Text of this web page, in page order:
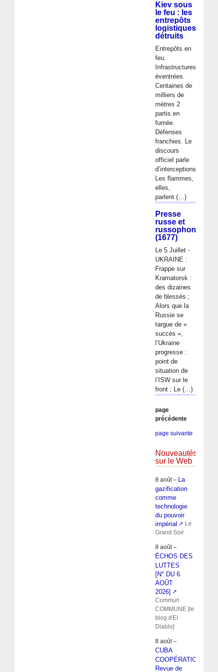
Kiev sous
le feu : les
entrepôts
logistiques
détruits
Entrepôts en
feu.
Infrastructures
éventrées.
Centaines de
milliers de
mètres 2
partis en
fumée.
Défenses
franchies. Le
discours
officiel parle
d’interceptions.
Les flammes,
elles,
parlent (…)
Presse
russe et
russophone
(1677)
Le 5 Juillet -
UKRAINE :
Frappe sur
Kramatorsk :
des dizaines
de blessés ;
Alors que la
Russie se
targue de «
succès »,
l’Ukraine
progresse :
point de
situation de
l’ISW sur le
front ; Le (…)
page
précédente
page suivante
Nouveautés
sur le Web
8 août – La
gazification
comme
technologie
du pouvoir
impérial
Le
Grand Soir
8 août –
ÉCHOS DES
LUTTES
[N° DU 6
AOÛT
2026]
Commun
COMMUNE [le
blog d'El
Diablo]
8 août –
CUBA
COOPÉRATION :
Revue de